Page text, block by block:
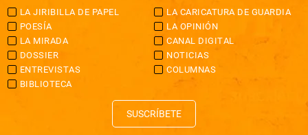
LA JIRIBILLA DE PAPEL
LA CARICATURA DE GUARDIA
POESÍA
LA OPINIÓN
LA MIRADA
CANAL DIGITAL
DOSSIER
NOTICIAS
ENTREVISTAS
COLUMNAS
BIBLIOTECA
SUSCRÍBETE